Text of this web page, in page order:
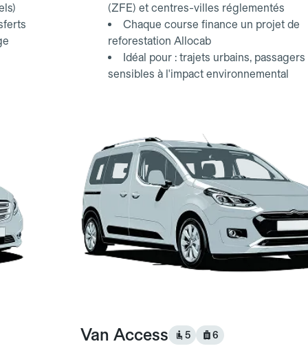
(ZFE) et centres-villes réglementés
Chaque course finance un projet de
reforestation Allocab
Idéal pour : trajets urbains, passagers
sensibles à l'impact environnemental
Van Access 5 6